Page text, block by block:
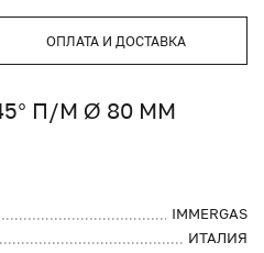
ОПЛАТА И ДОСТАВКА
П/М Ø 80 ММ
IMMERGAS
ИТАЛИЯ